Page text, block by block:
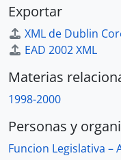
Exportar
XML de Dublin
EAD 2002 XML
Materias
1998-2000
Personas y
Funcion Legislativa –